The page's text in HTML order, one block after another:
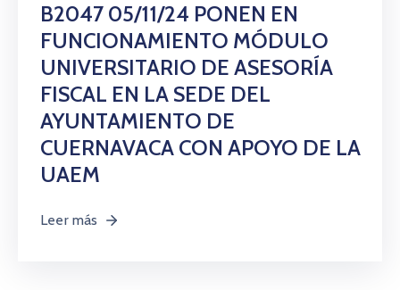
B2047 05/11/24 PONEN EN
FUNCIONAMIENTO MÓDULO
UNIVERSITARIO DE ASESORÍA
FISCAL EN LA SEDE DEL
AYUNTAMIENTO DE
CUERNAVACA CON APOYO DE LA
UAEM
Leer más